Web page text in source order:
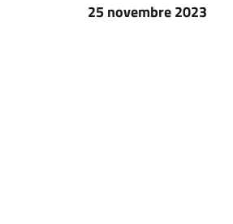
25 novembre 2023